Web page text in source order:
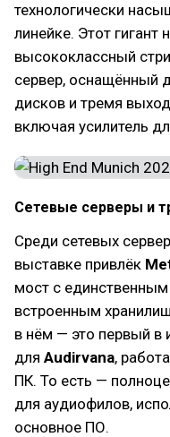
технологически
линейке. Этот гигант
высококлассный
сервер, оснащённый
дисков и тремя
включая усилитель
Сетевые серверы и
Среди сетевых
выставке привлёк
мост с
встроенным
в нём — это первый в
для Audirvana,
ПК. То есть —
для аудиофилов,
основное ПО.